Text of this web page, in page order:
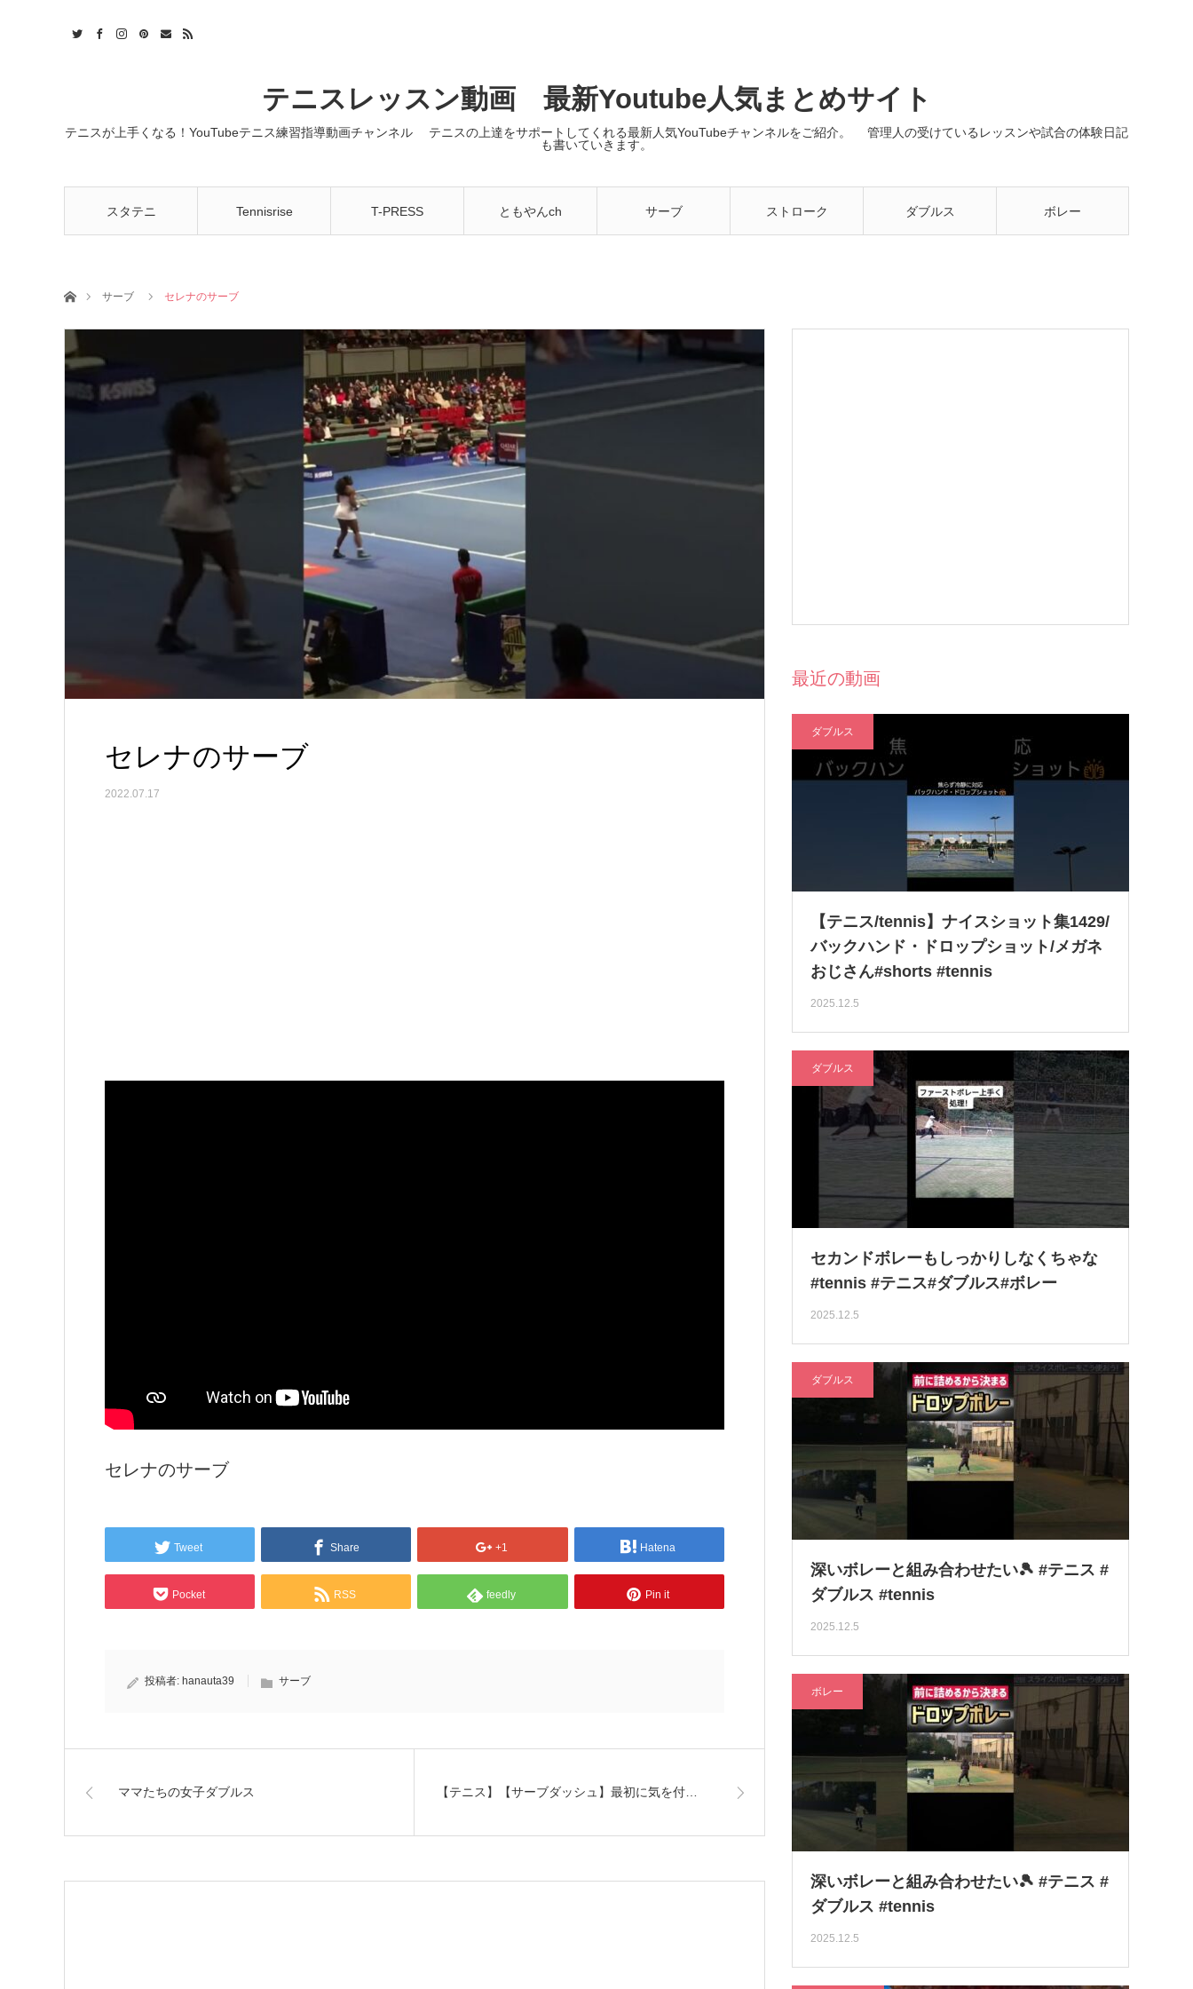
テニスレッスン動画 最新Youtube人気まとめサイト
テニスが上手くなる！YouTubeテニス練習指導動画チャンネル テニスの上達をサポートしてくれる最新人気YouTubeチャンネルをご紹介。 管理人の受けているレッスンや試合の体験日記
も書いていきます。
スタテニ Tennisrise T-PRESS ともやんch サーブ ストローク ダブルス ボレー
ホームサーブ セレナのサーブ
セレナのサーブ
2022.07.17
セレナのサーブ
Tweet Share +1 Hatena
Pocket RSS feedly Pin it
投稿者: hanauta39 サーブ
ママたちの女子ダブルス 【テニス】【サーブダッシュ】最初に気を付…
最近の動画
ダブルス
【テニス/tennis】ナイスショット集1429/
バックハンド・ドロップショット/メガネ
おじさん#shorts #tennis
2025.12.5
ダブルス
セカンドボレーもしっかりしなくちゃな
#tennis #テニス#ダブルス#ボレー
2025.12.5
ダブルス
深いボレーと組み合わせたい🎾 #テニス #
ダブルス #tennis
2025.12.5
ボレー
深いボレーと組み合わせたい🎾 #テニス #
ダブルス #tennis
2025.12.5